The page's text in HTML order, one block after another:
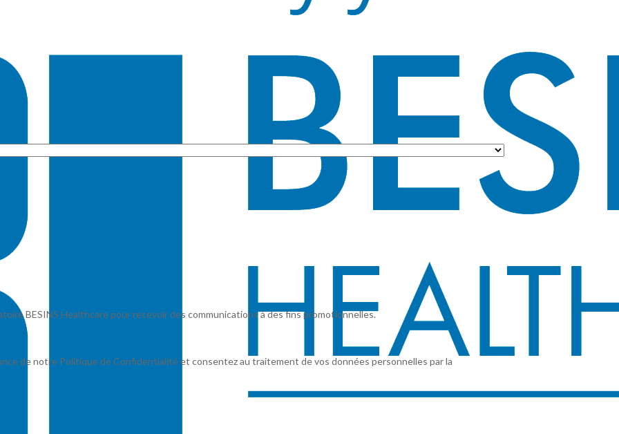
BESINS Healthcare pour recevoir des communications à des fins promotionnelles.
de notre Politique de Confidentialité et consentez au traitement de vos données personnelles par la